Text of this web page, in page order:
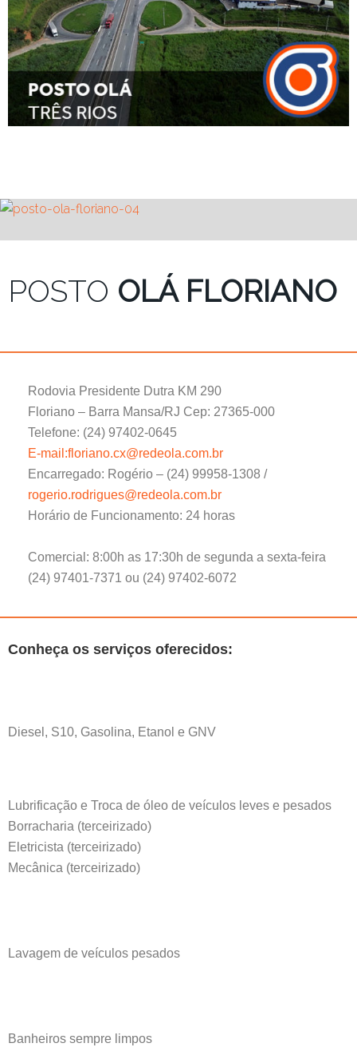
POSTO OLÁ FLORIANO
Rodovia Presidente Dutra KM 290
Floriano – Barra Mansa/RJ Cep: 27365-000
Telefone: (24) 97402-0645
E-mail:floriano.cx@redeola.com.br
Encarregado: Rogério – (24) 99958-1308 /
rogerio.rodrigues@redeola.com.br
Horário de Funcionamento: 24 horas
Comercial: 8:00h as 17:30h de segunda a sexta-feira
(24) 97401-7371 ou (24) 97402-6072
Conheça os serviços oferecidos:
Diesel, S10, Gasolina, Etanol e GNV
Lubrificação e Troca de óleo de veículos leves e pesados
Borracharia (terceirizado)
Eletricista (terceirizado)
Mecânica (terceirizado)
Lavagem de veículos pesados
Banheiros sempre limpos